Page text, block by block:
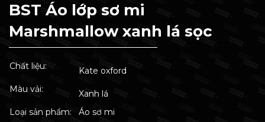
BST Áo lớp sơ mi
Marshmallow xanh lá sọc
Chất liệu:
Kate oxford
Màu vải:
Xanh lá
Loại sản phẩm:
Áo sơ mi